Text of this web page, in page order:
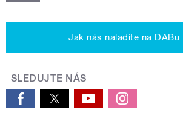
Jak nás naladíte na DABu
SLEDUJTE NÁS